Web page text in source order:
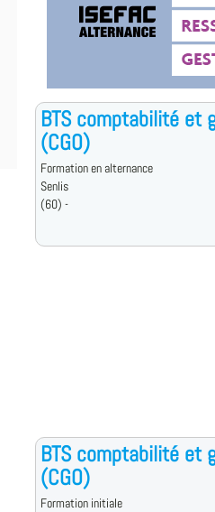
BTS comptabilité et
(CGO)
Formation en alternance
Senlis
(60) -
BTS comptabilité et
(CGO)
Formation initiale